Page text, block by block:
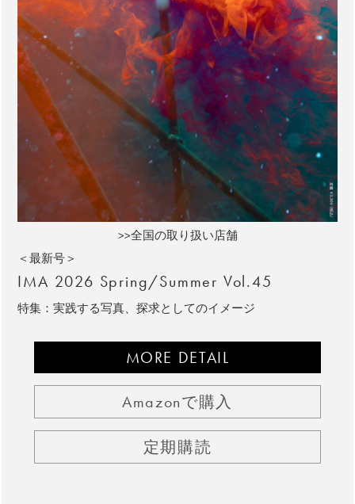
>>全国の取り扱い店舗
＜最新号＞
IMA 2026 Spring/Summer Vol.45
特集：実践する写真、探求としてのイメージ
MORE DETAIL
Amazonで購入
定期購読